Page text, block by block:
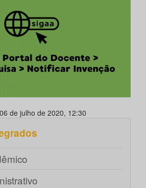
de julho de 2020, 12:30